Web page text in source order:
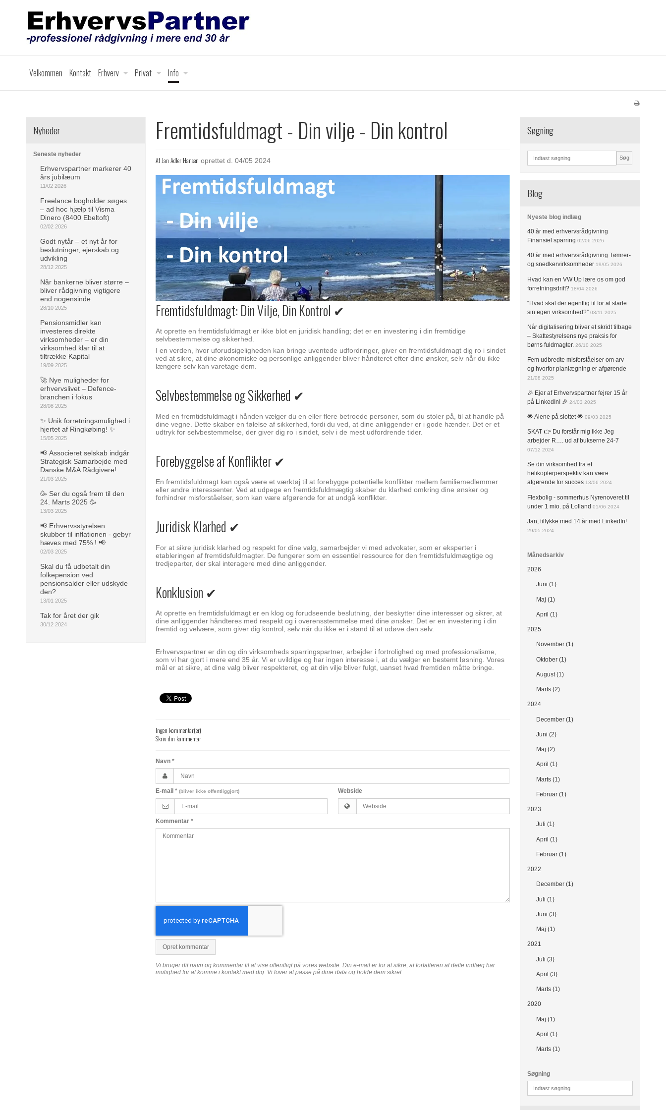
Velkommen Kontakt Erhverv Privat Info
Nyheder
Seneste nyheder
Erhvervspartner markerer 40
års jubilæum
11/02 2026
Freelance bogholder søges
– ad hoc hjælp til Visma
Dinero (8400 Ebeltoft)
02/02 2026
Godt nytår – et nyt år for
beslutninger, ejerskab og
udvikling
28/12 2025
Når bankerne bliver større –
bliver rådgivning vigtigere
end nogensinde
28/10 2025
Pensionsmidler kan
investeres direkte
virksomheder – er din
virksomhed klar til at
tiltrække Kapital
19/09 2025
🚀 Nye muligheder for
erhvervslivet – Defence-
branchen i fokus
28/08 2025
✨ Unik forretningsmulighed i
hjertet af Ringkøbing! ✨
15/05 2025
📢 Associeret selskab indgår
Strategisk Samarbejde med
Danske M&A Rådgivere!
21/03 2025
🥳 Ser du også frem til den
24. Marts 2025 🥳
13/03 2025
📢 Erhvervsstyrelsen
skubber til inflationen - gebyr
hæves med 75% ! 📢
02/03 2025
Skal du få udbetalt din
folkepension ved
pensionsalder eller udskyde
den?
13/01 2025
Tak for året der gik
30/12 2024
Fremtidsfuldmagt - Din vilje - Din kontrol
AfJan Adler Hansen oprettet d.04/05 2024
Fremtidsfuldmagt: Din Vilje, Din Kontrol ✔
At oprette en fremtidsfuldmagt er ikke blot en juridisk handling; det er en investering i din fremtidige
selvbestemmelse og sikkerhed.
I en verden, hvor uforudsigeligheden kan bringe uventede udfordringer, giver en fremtidsfuldmagt dig ro i sindet
ved at sikre, at dine økonomiske og personlige anliggender bliver håndteret efter dine ønsker, selv når du ikke
længere selv kan varetage dem.
Selvbestemmelse og Sikkerhed ✔
Med en fremtidsfuldmagt i hånden vælger du en eller flere betroede personer, som du stoler på, til at handle på
dine vegne. Dette skaber en følelse af sikkerhed, fordi du ved, at dine anliggender er i gode hænder. Det er et
udtryk for selvbestemmelse, der giver dig ro i sindet, selv i de mest udfordrende tider.
Forebyggelse af Konflikter ✔
En fremtidsfuldmagt kan også være et værktøj til at forebygge potentielle konflikter mellem familiemedlemmer
eller andre interessenter. Ved at udpege en fremtidsfuldmægtig skaber du klarhed omkring dine ønsker og
forhindrer misforståelser, som kan være afgørende for at undgå konflikter.
Juridisk Klarhed ✔
For at sikre juridisk klarhed og respekt for dine valg, samarbejder vi med advokater, som er eksperter i
etableringen af fremtidsfuldmagter. De fungerer som en essentiel ressource for den fremtidsfuldmægtige og
tredjeparter, der skal interagere med dine anliggender.
Konklusion ✔
At oprette en fremtidsfuldmagt er en klog og forudseende beslutning, der beskytter dine interesser og sikrer, at
dine anliggender håndteres med respekt og i overensstemmelse med dine ønsker. Det er en investering i din
fremtid og velvære, som giver dig kontrol, selv når du ikke er i stand til at udøve den selv.
Erhvervspartner er din og din virksomheds sparringspartner, arbejder i fortrolighed og med professionalisme,
som vi har gjort i mere end 35 år. Vi er uvildige og har ingen interesse i, at du vælger en bestemt løsning. Vores
mål er at sikre, at dine valg bliver respekteret, og at din vilje bliver fulgt, uanset hvad fremtiden måtte bringe.
Ingen kommentar(er)
Skriv din kommentar
Navn*
E-mail* (bliver ikke offentliggjort) Webside
Kommentar*
Opret kommentar
Vi bruger dit navn og kommentar til at vise offentligt på vores website. Din e-mail er for at sikre, at forfatteren af dette indlæg har
mulighed for at komme i kontakt med dig. Vi lover at passe på dine data og holde dem sikret.
Søgning
Søg
Blog
Nyeste blog indlæg
40 år med erhvervsrådgivning
Finansiel sparring 02/06 2026
40 år med erhvervsrådgivning Tømrer-
og snedkervirksomheder 19/05 2026
Hvad kan en VW Up lære os om god
forretningsdrift? 18/04 2026
“Hvad skal der egentlig til for at starte
sin egen virksomhed?” 03/11 2025
Når digitalisering bliver et skridt tilbage
– Skattestyrelsens nye praksis for
børns fuldmagter. 26/10 2025
Fem udbredte misforståelser om arv –
og hvorfor planlægning er afgørende
21/08 2025
🎉 Ejer af Erhvervspartner fejrer 15 år
på LinkedIn! 🎉 24/03 2025
🌟 Alene på slottet 🌟 09/03 2025
SKAT 👉 Du forstår mig ikke Jeg
arbejder R…. ud af bukserne 24-7
07/12 2024
Se din virksomhed fra et
helikopterperspektiv kan være
afgørende for succes 13/06 2024
Flexbolig - sommerhus Nyrenoveret til
under 1 mio. på Lolland 01/06 2024
Jan, tillykke med 14 år med LinkedIn!
29/05 2024
Månedsarkiv
2026
Juni (1)
Maj (1)
April (1)
2025
November (1)
Oktober (1)
August (1)
Marts (2)
2024
December (1)
Juni (2)
Maj (2)
April (1)
Marts (1)
Februar (1)
2023
Juli (1)
April (1)
Februar (1)
2022
December (1)
Juli (1)
Juni (3)
Maj (1)
2021
Juli (3)
April (3)
Marts (1)
2020
Maj (1)
April (1)
Marts (1)
Søgning